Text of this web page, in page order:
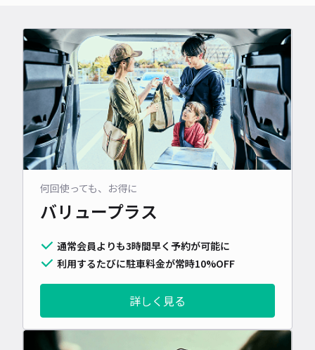
何回使っても、お得に
バリュープラス
通常会員よりも3時間早く予約が可能に
利用するたびに駐車料金が常時10%OFF
詳しく見る